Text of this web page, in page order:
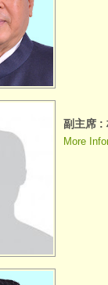
副主席 :
More